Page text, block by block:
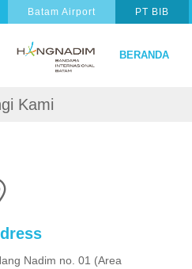
Batam Airport PT BIB
BERANDA
Kami
Nadim no. 01 (Area